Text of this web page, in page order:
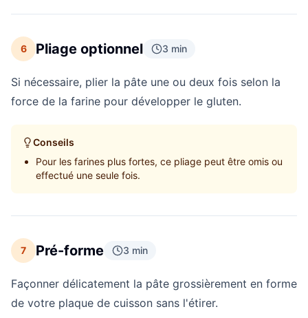
6 Pliage optionnel 3 min
Si nécessaire, plier la pâte une ou deux fois selon la
force de la farine pour développer le gluten.
Conseils
Pour les farines plus fortes, ce pliage peut être omis ou
effectué une seule fois.
7 Pré-forme 3 min
Façonner délicatement la pâte grossièrement en forme
de votre plaque de cuisson sans l'étirer.